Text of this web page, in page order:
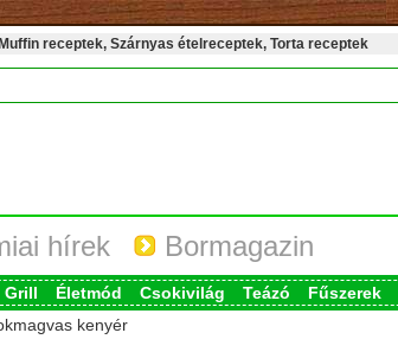
receptek, Szárnyas ételreceptek, Torta receptek
hírek Bormagazin
Grill Életmód Csokivilág Teázó Fűszerek
kenyér